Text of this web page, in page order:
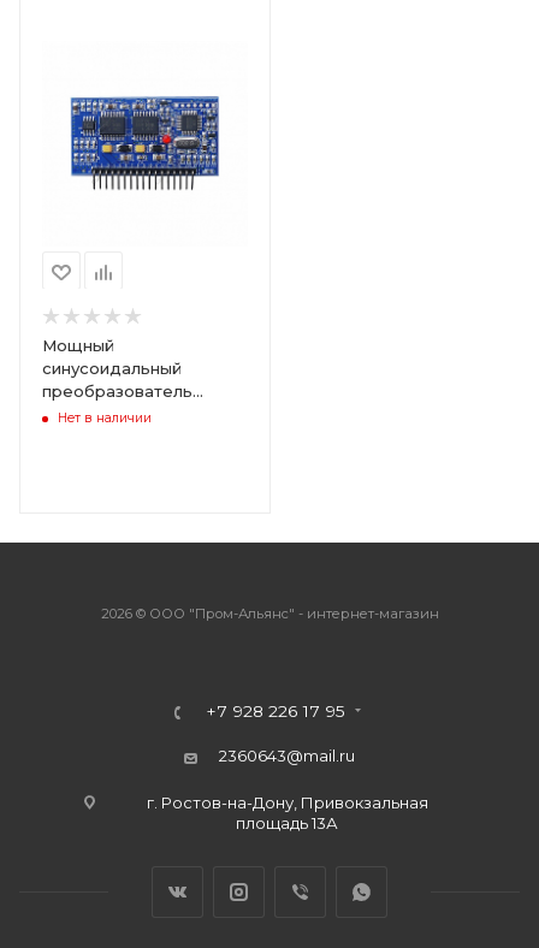
Мощный
синусоидальный
преобразователь
EGS002 (EG8010+IR2110)
Нет в наличии
2026 © ООО "Пром-Альянс" - интернет-магазин
+7 928 226 17 95
2360643@mail.ru
г. Ростов-на-Дону, Привокзальная
площадь 13А